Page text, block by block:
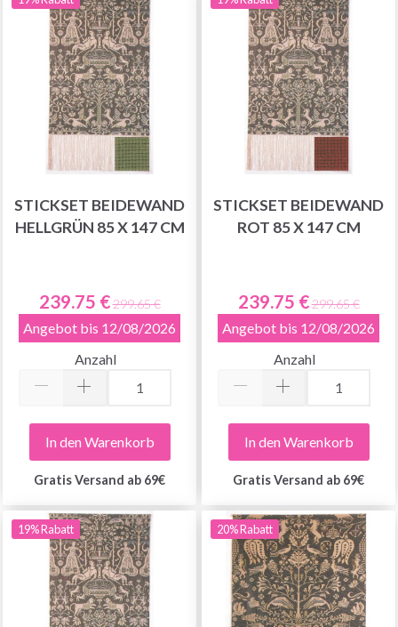
STICKSET BEIDEWAND
HELLGRÜN 85 X 147 CM
239.75 €299.65 €
Angebot bis 12/08/2026
Anzahl
In den Warenkorb
Gratis Versand ab 69€
STICKSET BEIDEWAND
ROT 85 X 147 CM
239.75 €299.65 €
Angebot bis 12/08/2026
Anzahl
In den Warenkorb
Gratis Versand ab 69€
19% Rabatt 20% Rabatt